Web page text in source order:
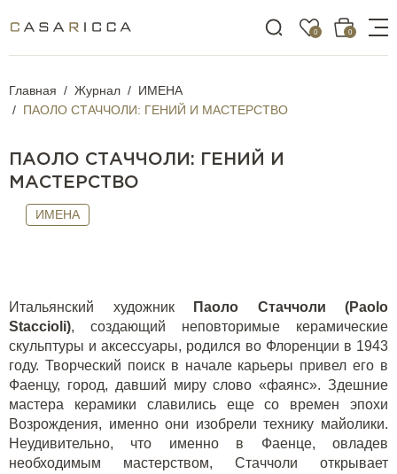
0 0
Главная Журнал
ИМЕНА
ПАОЛО СТАЧЧОЛИ: ГЕНИЙ И МАСТЕРСТВО
ПАОЛО СТАЧЧОЛИ: ГЕНИЙ И
МАСТЕРСТВО
ИМЕНА
Итальянский художник
Паоло Стаччоли (Paolo
Staccioli), создающий неповторимые керамические
скульптуры и аксессуары, родился во Флоренции в 1943
году. Творческий поиск в начале карьеры привел его в
Фаенцу, город, давший миру слово «фаянс». Здешние
мастера керамики славились еще со времен эпохи
Возрождения, именно они изобрели технику майолики.
Неудивительно, что именно в Фаенце, овладев
необходимым мастерством, Стаччоли открывает